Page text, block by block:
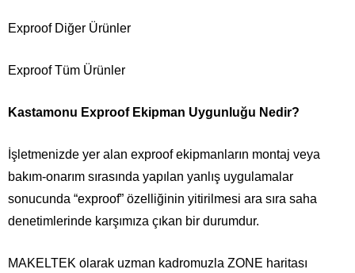
Exproof Diğer Ürünler
Exproof Tüm Ürünler
Kastamonu Exproof Ekipman Uygunluğu Nedir?
İşletmenizde yer alan exproof ekipmanların montaj veya
bakım-onarım sırasında yapılan yanlış uygulamalar
sonucunda “exproof” özelliğinin yitirilmesi ara sıra saha
denetimlerinde karşımıza çıkan bir durumdur.
MAKELTEK olarak uzman kadromuzla ZONE haritası